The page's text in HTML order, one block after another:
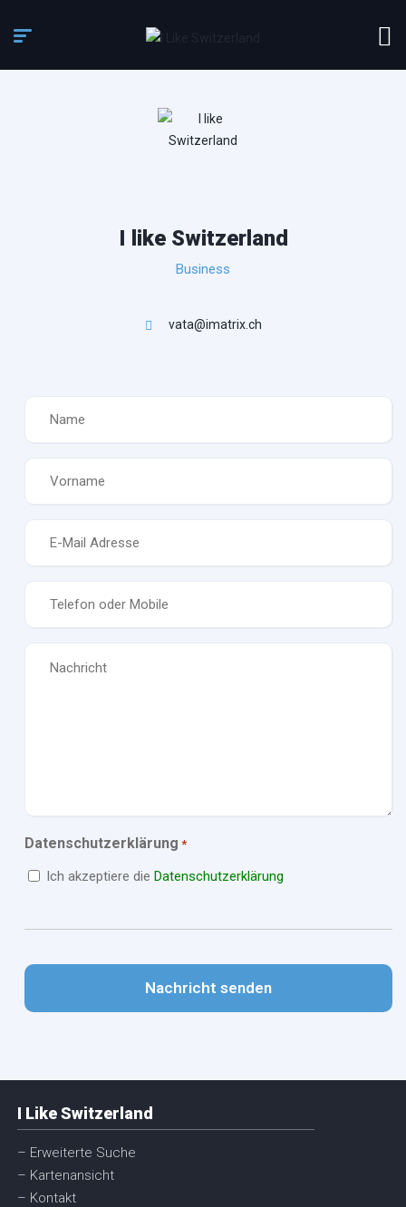
I like Switzerland
Business
vata@imatrix.ch
Datenschutzerklärung *
Ich akzeptiere die Datenschutzerklärung
I Like Switzerland
– Erweiterte Suche
– Kartenansicht
– Kontakt